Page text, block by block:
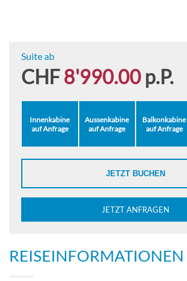
Suite ab
CHF8'990.00 p.P.
Innenkabine
auf Anfrage
Aussenkabine
auf Anfrage
Balkonkabine
auf Anfrage
JETZT BUCHEN
JETZT ANFRAGEN
REISEINFORMATIONEN